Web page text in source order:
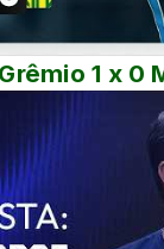
1 x 0